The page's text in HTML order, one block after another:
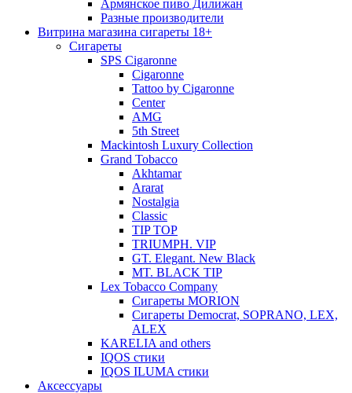
Армянское пиво Дилижан
Разные производители
Витрина магазина сигареты 18+
Cигареты
SPS Cigaronne
Сigaronne
Tattoo by Cigaronne
Center
AMG
5th Street
Mackintosh Luxury Collection
Grand Tobacco
Akhtamar
Ararat
Nostalgia
Classic
TIP TOP
TRIUMPH. VIP
GT. Elegant. New Black
MT. BLACK TIP
Lex Tobacco Company
Сигареты MORION
Сигареты Democrat, SOPRANO, LEX,
ALEX
KARELIA and others
IQOS стики
IQOS ILUMA стики
Аксессуары